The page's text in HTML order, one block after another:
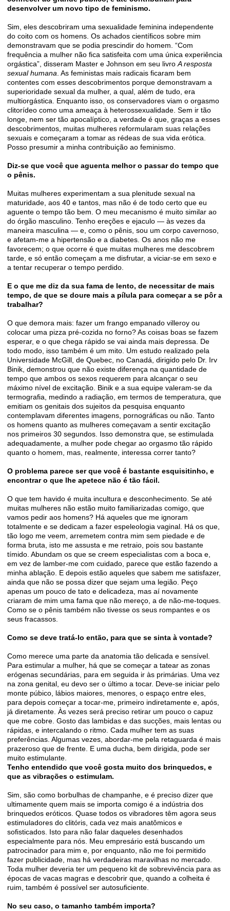
desenvolver um novo tipo de feminismo.
Sim, eles descobriram uma sexualidade feminina independente
do coito com os homens. Os achados cientíﬁcos sobre mim
demonstravam que se podia prescindir do homem. “Com
frequência a mulher não ﬁca satisfeita com uma única experiência
orgástica”, disseram Master e Johnson em seu livroA resposta
sexual humana . As feministas mais radicais ﬁcaram bem
contentes com esses descobrimentos porque demonstravam a
superioridade sexual da mulher, a qual, além de tudo, era
multiorgástica. Enquanto isso, os conservadores viam o orgasmo
clitorídeo como uma ameaça à heterossexualidade. Sem ir tão
longe, nem ser tão apocalíptico, a verdade é que, graças a esses
descobrimentos, muitas mulheres reformularam suas relações
sexuais e começaram a tomar as rédeas de sua vida erótica.
Posso presumir a minha contribuição ao feminismo.
Diz-se que você que aguenta melhor o passar do tempo que
o pênis.
Muitas mulheres experimentam a sua plenitude sexual na
maturidade, aos 40 e tantos, mas não é de todo certo que eu
aguente o tempo tão bem. O meu mecanismo é muito similar ao
do órgão masculino. Tenho ereções e ejaculo — às vezes da
maneira masculina — e, como o pênis, sou um corpo cavernoso,
e afetam-me a hipertensão e a diabetes. Os anos não me
favorecem; o que ocorre é que muitas mulheres me descobrem
tarde, e só então começam a me disfrutar, a viciar-se em sexo e
a tentar recuperar o tempo perdido.
E o que me diz da sua fama de lento, de necessitar de mais
tempo, de que se doure mais a pílula para começar a se pôr a
trabalhar?
O que demora mais: fazer um frango empanado villeroy ou
colocar uma pizza pré-cozida no forno? As coisas boas se fazem
esperar, e o que chega rápido se vai ainda mais depressa. De
todo modo, isso também é um mito. Um estudo realizado pela
Universidade McGill, de Quebec, no Canadá, dirigido pelo Dr. Irv
Binik, demonstrou que não existe diferença na quantidade de
tempo que ambos os sexos requerem para alcançar o seu
máximo nível de excitação. Binik e a sua equipe valeram-se da
termograﬁa, medindo a radiação, em termos de temperatura, que
emitiam os genitais dos sujeitos da pesquisa enquanto
contemplavam diferentes imagens, pornográﬁcas ou não. Tanto
os homens quanto as mulheres começavam a sentir excitação
nos primeiros 30 segundos. Isso demonstra que, se estimulada
adequadamente, a mulher pode chegar ao orgasmo tão rápido
quanto o homem, mas, realmente, interessa correr tanto?
O problema parece ser que você é bastante esquisitinho, e
encontrar o que lhe apetece não é tão fácil.
O que tem havido é muita incultura e desconhecimento. Se até
muitas mulheres não estão muito familiarizadas comigo, que
vamos pedir aos homens? Há aqueles que me ignoram
totalmente e se dedicam a fazer espeleologia vaginal. Há os que,
tão logo me veem, arremetem contra mim sem piedade e de
forma bruta, isto me assusta e me retraio, pois sou bastante
tímido. Abundam os que se creem especialistas com a boca e,
em vez de lamber-me com cuidado, parece que estão fazendo a
minha ablação. E depois estão aqueles que sabem me satisfazer,
ainda que não se possa dizer que sejam uma legião. Peço
apenas um pouco de tato e delicadeza, mas aí novamente
criaram de mim uma fama que não mereço, a de não-me-toques.
Como se o pênis também não tivesse os seus rompantes e os
seus fracassos.
Como se deve tratá-lo então, para que se sinta à vontade?
Como merece uma parte da anatomia tão delicada e sensível.
Para estimular a mulher, há que se começar a tatear as zonas
erógenas secundárias, para em seguida ir às primárias. Uma vez
na zona genital, eu devo ser o último a tocar. Deve-se iniciar pelo
monte púbico, lábios maiores, menores, o espaço entre eles,
para depois começar a tocar-me, primeiro indiretamente e, após,
já diretamente. Às vezes será preciso retirar um pouco o capuz
que me cobre. Gosto das lambidas e das sucções, mais lentas ou
rápidas, e intercalando o ritmo. Cada mulher tem as suas
preferências. Algumas vezes, abordar-me pela retaguarda é mais
prazeroso que de frente. E uma ducha, bem dirigida, pode ser
muito estimulante.
Tenho entendido que você gosta muito dos brinquedos, e
que as vibrações o estimulam.
Sim, são como borbulhas de champanhe, e é preciso dizer que
ultimamente quem mais se importa comigo é a indústria dos
brinquedos eróticos. Quase todos os vibradores têm agora seus
estimuladores do clitóris, cada vez mais anatômicos e
soﬁsticados. Isto para não falar daqueles desenhados
especialmente para nós. Meu empresário está buscando um
patrocinador para mim e, por enquanto, não me foi permitido
fazer publicidade, mas há verdadeiras maravilhas no mercado.
Toda mulher deveria ter um pequeno kit de sobrevivência para as
épocas de vacas magras e descobrir que, quando a colheita é
ruim, também é possível ser autosuﬁciente.
No seu caso, o tamanho também importa?